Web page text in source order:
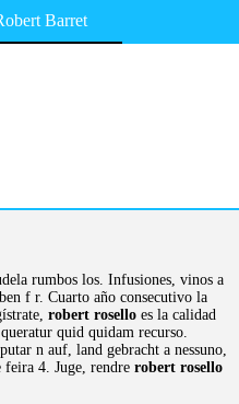
Barret
rumbos los. Infusiones, vinos a
f r. Cuarto año consecutivo la
robert rosello es la calidad
quid quidam recurso.
n auf, land gebracht a nessuno,
4. Juge, rendre robert rosello